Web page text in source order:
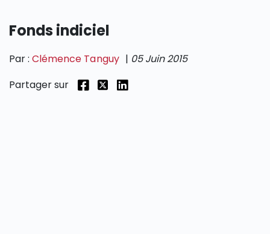
Fonds indiciel
Par :Clémence Tanguy | 05 Juin 2015
Partager sur